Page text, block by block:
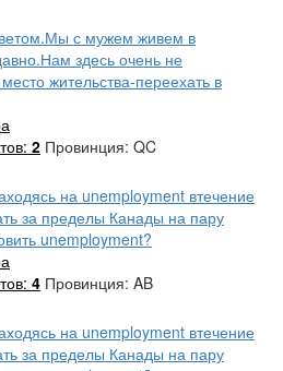
с мужем живем в
здесь очень не
жительства-переехать в
2 Провинция: QC
на unemployment втечение
за пределы Канады на пару
unemployment?
4 Провинция: AB
на unemployment втечение
за пределы Канады на пару